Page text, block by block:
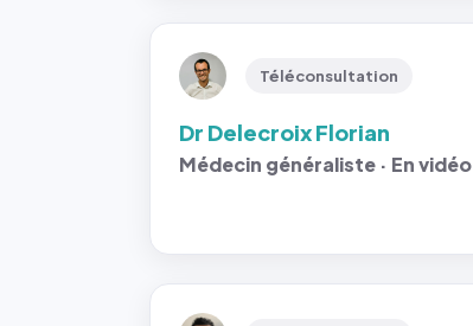
Téléconsultation
Dr Delecroix Florian
Médecin généraliste · En vidéo